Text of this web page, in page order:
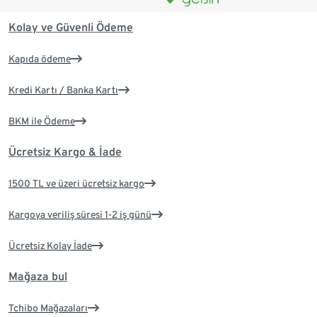
Kolay ve Güvenli Ödeme
Kapıda ödeme
Kredi Kartı / Banka Kartı
BKM ile Ödeme
Ücretsiz Kargo & İade
1500 TL ve üzeri ücretsiz kargo
Kargoya veriliş süresi 1-2 iş günü
Ücretsiz Kolay İade
Mağaza bul
Tchibo Mağazaları